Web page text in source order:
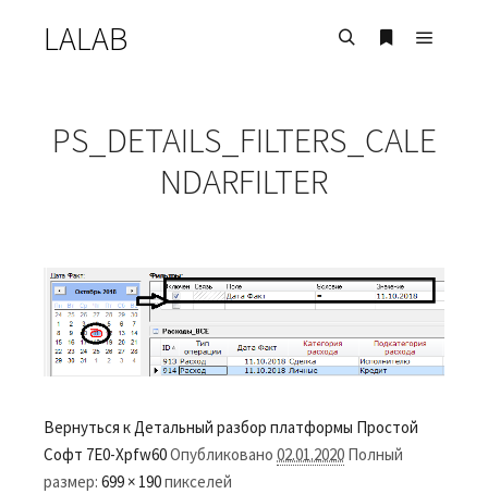
LALAB
PS_DETAILS_FILTERS_CALE
NDARFILTER
Вернуться к Детальный разбор платформы Простой
Софт 7E0-Xpfw60Опубликовано 02.01.2020 Полный
размер: 699 × 190пикселей